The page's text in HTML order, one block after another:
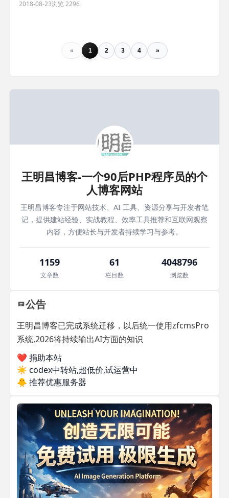
考下面文章: 1、解决导入MySQL数据库提示"Unknown character
2018-08-23浏览 2296
« 1 2 3 4 »
王明昌博客-一个90后PHP程序员的个
人博客网站
王明昌博客专注于网站技术、AI 工具、资源分享与开发者笔
记，提供建站经验、实战教程、效率工具推荐和互联网观察
内容，方便站长与开发者持续学习与参考。
1159
文章数
61
栏目数
4048796
浏览数
公告
王明昌博客已完成系统迁移，以后统一使用zfcmsPro
系统,2026将持续输出AI方面的知识
❤️ 捐助本站
☀️ codex中转站,超低价,试运营中
🐥 推荐优惠服务器